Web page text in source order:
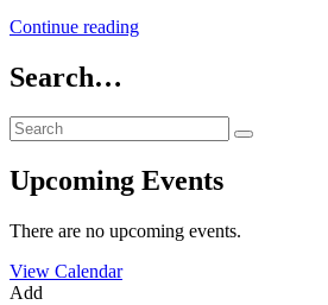
Continue readingAmma
Search…
Search
for:
Search
Upcoming Events
There are no upcoming events.
View Calendar
Add